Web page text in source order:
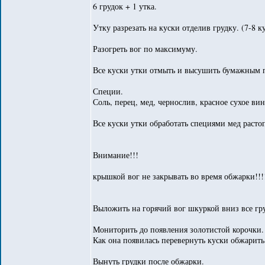
6 грудок + 1 утка.
Утку разрезать на куски отделив грудку. (7-8
Разогреть вог по максимуму.
Все куски утки отмыть и высушить бумажным
Специи.
Соль, перец, мед, чернослив, красное сухое
Все куски утки обработать специями мед
Внимание!!!
крышкой вог не закрывать во время
Выложить на горячий вог шкуркой вниз все
Мониторить до появления золотистой корочки.
Как она появилась перевернуть куски
Вынуть грудки после обжарки.